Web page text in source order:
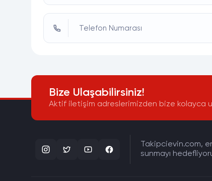
Telefon Numarası
Bize Ulaşabilirsiniz!
Aktif iletişim adreslerimizden bize kolayca
Takipcievin.com,
sunmayı